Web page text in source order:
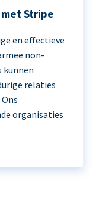
Stripe
en effectieve
non-
relaties
organisaties